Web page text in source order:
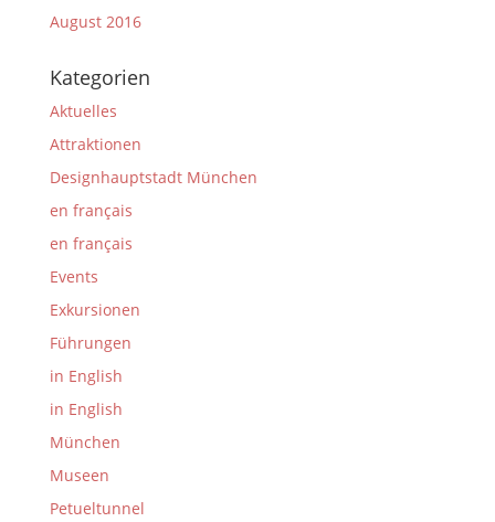
August 2016
Kategorien
Aktuelles
Attraktionen
Designhauptstadt München
en français
en français
Events
Exkursionen
Führungen
in English
in English
München
Museen
Petueltunnel